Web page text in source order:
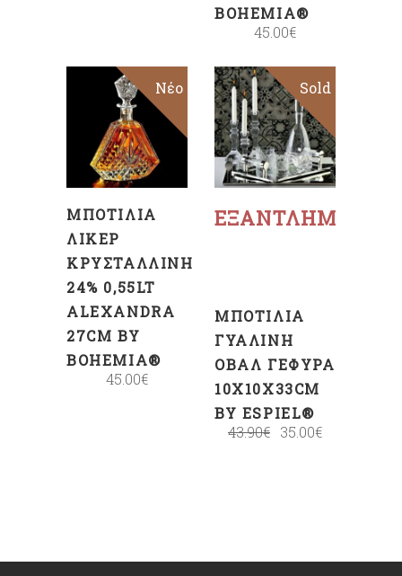
BOHEMIA®
45.00€
Νέο
ΠΡΟΣΘΉΚΗ
ΣΤΟ
ΚΑΛΆΘΙ
ΜΠΟΤΊΛΙΑ
ΛΙΚΈΡ
ΚΡΥΣΤΆΛΛΙΝΗ
24% 0,55LT
ALEXANDRA
27CM BY
BOHEMIA®
45.00€
Sale
ΕΞΑΝΤΛΗΜΈΝΟ
Sold
Διαβάστε
περισσότερα
ΜΠΟΤΊΛΙΑ
ΓΥΆΛΙΝΗ
ΟΒΆΛ ΓΈΦΥΡΑ
10X10X33CM
BY ESPIEL®
43.90€ 35.00€